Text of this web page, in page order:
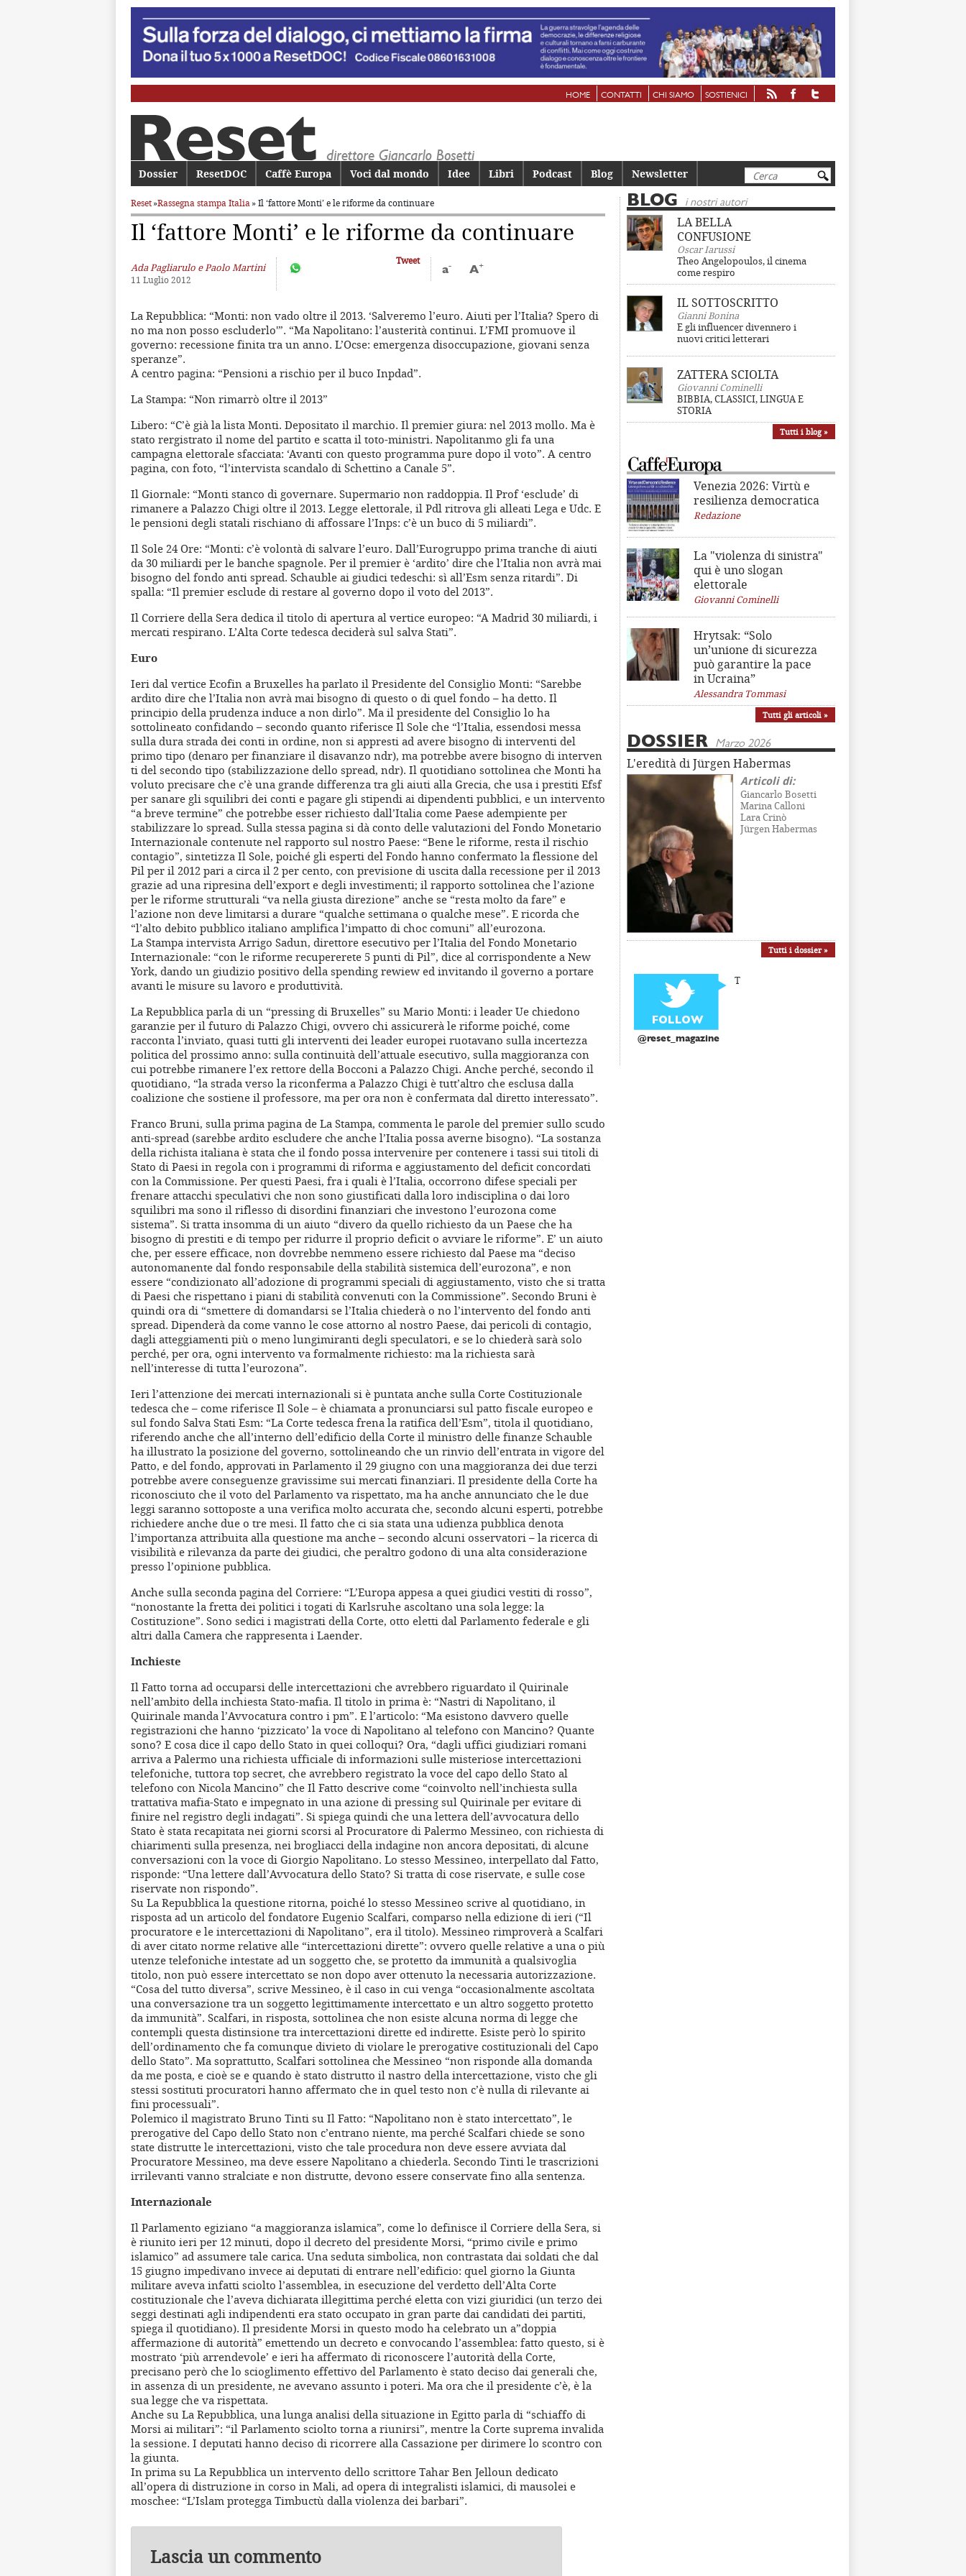
HOME CONTATTI CHI SIAMO SOSTIENICI
Cerca
Menu principale
Vai al contenuto principale
Vai al contenuto secondario
Dossier ResetDOC Caffè Europa Voci dal mondo Idee Libri Podcast Blog Newsletter
Reset»Rassegna stampa Italia» Il ‘fattore Monti’ e le riforme da continuare
Il ‘fattore Monti’ e le riforme da continuare
Ada Pagliarulo e Paolo Martini
11 Luglio 2012
Tweet
a- A+
La Repubblica: “Monti: non vado oltre il 2013. ‘Salveremo l’euro. Aiuti per l’Italia? Spero di
no ma non posso escluderlo'”. “Ma Napolitano: l’austerità continui. L’FMI promuove il
governo: recessione finita tra un anno. L’Ocse: emergenza disoccupazione, giovani senza
speranze”.
A centro pagina: “Pensioni a rischio per il buco Inpdad”.
La Stampa: “Non rimarrò oltre il 2013”
Libero: “C’è già la lista Monti. Depositato il marchio. Il premier giura: nel 2013 mollo. Ma è
stato rergistrato il nome del partito e scatta il toto-ministri. Napolitanmo gli fa una
campagna elettorale sfacciata: ‘Avanti con questo programma pure dopo il voto”. A centro
pagina, con foto, “l’intervista scandalo di Schettino a Canale 5”.
Il Giornale: “Monti stanco di governare. Supermario non raddoppia. Il Prof ‘esclude’ di
rimanere a Palazzo Chigi oltre il 2013. Legge elettorale, il Pdl ritrova gli alleati Lega e Udc. E
le pensioni degli statali rischiano di affossare l’Inps: c’è un buco di 5 miliardi”.
Il Sole 24 Ore: “Monti: c’è volontà di salvare l’euro. Dall’Eurogruppo prima tranche di aiuti
da 30 miliardi per le banche spagnole. Per il premier è ‘ardito’ dire che l’Italia non avrà mai
bisogno del fondo anti spread. Schauble ai giudici tedeschi: sì all’Esm senza ritardi”. Di
spalla: “Il premier esclude di restare al governo dopo il voto del 2013”.
Il Corriere della Sera dedica il titolo di apertura al vertice europeo: “A Madrid 30 miliardi, i
mercati respirano. L’Alta Corte tedesca deciderà sul salva Stati”.
Euro
Ieri dal vertice Ecofin a Bruxelles ha parlato il Presidente del Consiglio Monti: “Sarebbe
ardito dire che l’Italia non avrà mai bisogno di questo o di quel fondo – ha detto. Il
principio della prudenza induce a non dirlo”. Ma il presidente del Consiglio lo ha
sottolineato confidando – secondo quanto riferisce Il Sole che “l’Italia, essendosi messa
sulla dura strada dei conti in ordine, non si appresti ad avere bisogno di interventi del
primo tipo (denaro per finanziare il disavanzo ndr), ma potrebbe avere bisogno di interven
ti del secondo tipo (stabilizzazione dello spread, ndr). Il quotidiano sottolinea che Monti ha
voluto precisare che c’è una grande differenza tra gli aiuti alla Grecia, che usa i prestiti Efsf
per sanare gli squilibri dei conti e pagare gli stipendi ai dipendenti pubblici, e un intervento
“a breve termine” che potrebbe esser richiesto dall’Italia come Paese adempiente per
stabilizzare lo spread. Sulla stessa pagina si dà conto delle valutazioni del Fondo Monetario
Internazionale contenute nel rapporto sul nostro Paese: “Bene le riforme, resta il rischio
contagio”, sintetizza Il Sole, poiché gli esperti del Fondo hanno confermato la flessione del
Pil per il 2012 pari a circa il 2 per cento, con previsione di uscita dalla recessione per il 2013
grazie ad una ripresina dell’export e degli investimenti; il rapporto sottolinea che l’azione
per le riforme strutturali “va nella giusta direzione” anche se “resta molto da fare” e
l’azione non deve limitarsi a durare “qualche settimana o qualche mese”. E ricorda che
“l’alto debito pubblico italiano amplifica l’impatto di choc comuni” all’eurozona.
La Stampa intervista Arrigo Sadun, direttore esecutivo per l’Italia del Fondo Monetario
Internazionale: “con le riforme recupererete 5 punti di Pil”, dice al corrispondente a New
York, dando un giudizio positivo della spending rewiew ed invitando il governo a portare
avanti le misure su lavoro e produttività.
La Repubblica parla di un “pressing di Bruxelles” su Mario Monti: i leader Ue chiedono
garanzie per il futuro di Palazzo Chigi, ovvero chi assicurerà le riforme poiché, come
racconta l’inviato, quasi tutti gli interventi dei leader europei ruotavano sulla incertezza
politica del prossimo anno: sulla continuità dell’attuale esecutivo, sulla maggioranza con
cui potrebbe rimanere l’ex rettore della Bocconi a Palazzo Chigi. Anche perché, secondo il
quotidiano, “la strada verso la riconferma a Palazzo Chigi è tutt’altro che esclusa dalla
coalizione che sostiene il professore, ma per ora non è confermata dal diretto interessato”.
Franco Bruni, sulla prima pagina de La Stampa, commenta le parole del premier sullo scudo
anti-spread (sarebbe ardito escludere che anche l’Italia possa averne bisogno). “La sostanza
della richista italiana è stata che il fondo possa intervenire per contenere i tassi sui titoli di
Stato di Paesi in regola con i programmi di riforma e aggiustamento del deficit concordati
con la Commissione. Per questi Paesi, fra i quali è l’Italia, occorrono difese speciali per
frenare attacchi speculativi che non sono giustificati dalla loro indisciplina o dai loro
squilibri ma sono il riflesso di disordini finanziari che investono l’eurozona come
sistema”. Si tratta insomma di un aiuto “divero da quello richiesto da un Paese che ha
bisogno di prestiti e di tempo per ridurre il proprio deficit o avviare le riforme”. E’ un aiuto
che, per essere efficace, non dovrebbe nemmeno essere richiesto dal Paese ma “deciso
autonomanente dal fondo responsabile della stabilità sistemica dell’eurozona”, e non
essere “condizionato all’adozione di programmi speciali di aggiustamento, visto che si tratta
di Paesi che rispettano i piani di stabilità convenuti con la Commissione”. Secondo Bruni è
quindi ora di “smettere di domandarsi se l’Italia chiederà o no l’intervento del fondo anti
spread. Dipenderà da come vanno le cose attorno al nostro Paese, dai pericoli di contagio,
dagli atteggiamenti più o meno lungimiranti degli speculatori, e se lo chiederà sarà solo
perché, per ora, ogni intervento va formalmente richiesto: ma la richiesta sarà
nell’interesse di tutta l’eurozona”.
Ieri l’attenzione dei mercati internazionali si è puntata anche sulla Corte Costituzionale
tedesca che – come riferisce Il Sole – è chiamata a pronunciarsi sul patto fiscale europeo e
sul fondo Salva Stati Esm: “La Corte tedesca frena la ratifica dell’Esm”, titola il quotidiano,
riferendo anche che all’interno dell’edificio della Corte il ministro delle finanze Schauble
ha illustrato la posizione del governo, sottolineando che un rinvio dell’entrata in vigore del
Patto, e del fondo, approvati in Parlamento il 29 giugno con una maggioranza dei due terzi
potrebbe avere conseguenze gravissime sui mercati finanziari. Il presidente della Corte ha
riconosciuto che il voto del Parlamento va rispettato, ma ha anche annunciato che le due
leggi saranno sottoposte a una verifica molto accurata che, secondo alcuni esperti, potrebbe
richiedere anche due o tre mesi. Il fatto che ci sia stata una udienza pubblica denota
l’importanza attribuita alla questione ma anche – secondo alcuni osservatori – la ricerca di
visibilità e rilevanza da parte dei giudici, che peraltro godono di una alta considerazione
presso l’opinione pubblica.
Anche sulla seconda pagina del Corriere: “L’Europa appesa a quei giudici vestiti di rosso”,
“nonostante la fretta dei politici i togati di Karlsruhe ascoltano una sola legge: la
Costituzione”. Sono sedici i magistrati della Corte, otto eletti dal Parlamento federale e gli
altri dalla Camera che rappresenta i Laender.
Inchieste
Il Fatto torna ad occuparsi delle intercettazioni che avrebbero riguardato il Quirinale
nell’ambito della inchiesta Stato-mafia. Il titolo in prima è: “Nastri di Napolitano, il
Quirinale manda l’Avvocatura contro i pm”. E l’articolo: “Ma esistono davvero quelle
registrazioni che hanno ‘pizzicato’ la voce di Napolitano al telefono con Mancino? Quante
sono? E cosa dice il capo dello Stato in quei colloqui? Ora, “dagli uffici giudiziari romani
arriva a Palermo una richiesta ufficiale di informazioni sulle misteriose intercettazioni
telefoniche, tuttora top secret, che avrebbero registrato la voce del capo dello Stato al
telefono con Nicola Mancino” che Il Fatto descrive come “coinvolto nell’inchiesta sulla
trattativa mafia-Stato e impegnato in una azione di pressing sul Quirinale per evitare di
finire nel registro degli indagati”. Si spiega quindi che una lettera dell’avvocatura dello
Stato è stata recapitata nei giorni scorsi al Procuratore di Palermo Messineo, con richiesta di
chiarimenti sulla presenza, nei brogliacci della indagine non ancora depositati, di alcune
conversazioni con la voce di Giorgio Napolitano. Lo stesso Messineo, interpellato dal Fatto,
risponde: “Una lettere dall’Avvocatura dello Stato? Si tratta di cose riservate, e sulle cose
riservate non rispondo”.
Su La Repubblica la questione ritorna, poiché lo stesso Messineo scrive al quotidiano, in
risposta ad un articolo del fondatore Eugenio Scalfari, comparso nella edizione di ieri (“Il
procuratore e le intercettazioni di Napolitano”, era il titolo). Messineo rimproverà a Scalfari
di aver citato norme relative alle “intercettazioni dirette”: ovvero quelle relative a una o più
utenze telefoniche intestate ad un soggetto che, se protetto da immunità a qualsivoglia
titolo, non può essere intercettato se non dopo aver ottenuto la necessaria autorizzazione.
“Cosa del tutto diversa”, scrive Messineo, è il caso in cui venga “occasionalmente ascoltata
una conversazione tra un soggetto legittimamente intercettato e un altro soggetto protetto
da immunità”. Scalfari, in risposta, sottolinea che non esiste alcuna norma di legge che
contempli questa distinsione tra intercettazioni dirette ed indirette. Esiste però lo spirito
dell’ordinamento che fa comunque divieto di violare le prerogative costituzionali del Capo
dello Stato”. Ma soprattutto, Scalfari sottolinea che Messineo “non risponde alla domanda
da me posta, e cioè se e quando è stato distrutto il nastro della intercettazione, visto che gli
stessi sostituti procuratori hanno affermato che in quel testo non c’è nulla di rilevante ai
fini processuali”.
Polemico il magistrato Bruno Tinti su Il Fatto: “Napolitano non è stato intercettato”, le
prerogative del Capo dello Stato non c’entrano niente, ma perché Scalfari chiede se sono
state distrutte le intercettazioni, visto che tale procedura non deve essere avviata dal
Procuratore Messineo, ma deve essere Napolitano a chiederla. Secondo Tinti le trascrizioni
irrilevanti vanno stralciate e non distrutte, devono essere conservate fino alla sentenza.
Internazionale
Il Parlamento egiziano “a maggioranza islamica”, come lo definisce il Corriere della Sera, si
è riunito ieri per 12 minuti, dopo il decreto del presidente Morsi, “primo civile e primo
islamico” ad assumere tale carica. Una seduta simbolica, non contrastata dai soldati che dal
15 giugno impedivano invece ai deputati di entrare nell’edificio: quel giorno la Giunta
militare aveva infatti sciolto l’assemblea, in esecuzione del verdetto dell’Alta Corte
costituzionale che l’aveva dichiarata illegittima perché eletta con vizi giuridici (un terzo dei
seggi destinati agli indipendenti era stato occupato in gran parte dai candidati dei partiti,
spiega il quotidiano). Il presidente Morsi in questo modo ha celebrato un a”doppia
affermazione di autorità” emettendo un decreto e convocando l’assemblea: fatto questo, si è
mostrato ‘più arrendevole’ e ieri ha affermato di riconoscere l’autorità della Corte,
precisano però che lo scioglimento effettivo del Parlamento è stato deciso dai generali che,
in assenza di un presidente, ne avevano assunto i poteri. Ma ora che il presidente c’è, è la
sua legge che va rispettata.
Anche su La Repubblica, una lunga analisi della situazione in Egitto parla di “schiaffo di
Morsi ai militari”: “il Parlamento sciolto torna a riunirsi”, mentre la Corte suprema invalida
la sessione. I deputati hanno deciso di ricorrere alla Cassazione per dirimere lo scontro con
la giunta.
In prima su La Repubblica un intervento dello scrittore Tahar Ben Jelloun dedicato
all’opera di distruzione in corso in Mali, ad opera di integralisti islamici, di mausolei e
moschee: “L’Islam protegga Timbuctù dalla violenza dei barbari”.
Lascia un commento
BLOG i nostri autori
LA BELLA
CONFUSIONE
Oscar Iarussi
Theo Angelopoulos, il cinema
come respiro
IL SOTTOSCRITTO
Gianni Bonina
E gli influencer divennero i
nuovi critici letterari
ZATTERA SCIOLTA
Giovanni Cominelli
BIBBIA, CLASSICI, LINGUA E
STORIA
Tutti i blog »
Venezia 2026: Virtù e
resilienza democratica
Redazione
La "violenza di sinistra"
qui è uno slogan
elettorale
Giovanni Cominelli
Hrytsak: “Solo
un’unione di sicurezza
può garantire la pace
in Ucraina”
Alessandra Tommasi
Tutti gli articoli »
DOSSIER Marzo 2026
L'eredità di Jürgen Habermas
Articoli di:
Giancarlo Bosetti
Marina Calloni
Lara Crinò
Jürgen Habermas
Tutti i dossier »
@reset_magazine
T